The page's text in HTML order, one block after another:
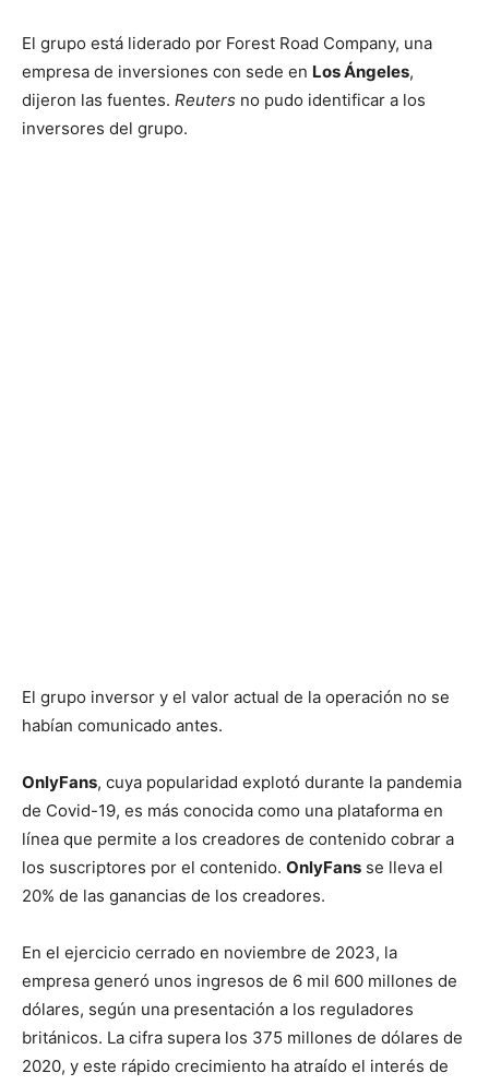
El grupo está liderado por Forest Road Company, una
empresa de inversiones con sede en Los Ángeles,
dijeron las fuentes. Reuters no pudo identificar a los
inversores del grupo.
El grupo inversor y el valor actual de la operación no se
habían comunicado antes.
OnlyFans, cuya popularidad explotó durante la pandemia
de Covid-19, es más conocida como una plataforma en
línea que permite a los creadores de contenido cobrar a
los suscriptores por el contenido. OnlyFans se lleva el
20% de las ganancias de los creadores.
En el ejercicio cerrado en noviembre de 2023, la
empresa generó unos ingresos de 6 mil 600 millones de
dólares, según una presentación a los reguladores
británicos. La cifra supera los 375 millones de dólares de
2020, y este rápido crecimiento ha atraído el interés de